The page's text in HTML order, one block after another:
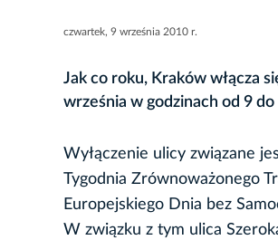
czwartek, 9 września 2010 r.
Jak co roku, Kraków włącza
września w godzinach od 9
Wyłączenie ulicy związane
Tygodnia Zrównoważonego
Europejskiego Dnia bez
W związku z tym ulica